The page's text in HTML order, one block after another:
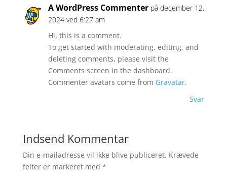
A WordPress Commenter på december 12,
2024 ved 6:27 am
Hi, this is a comment.
To get started with moderating, editing, and
deleting comments, please visit the
Comments screen in the dashboard.
Commenter avatars come from Gravatar.
Svar
Indsend Kommentar
Din e-mailadresse vil ikke blive publiceret. Krævede
felter er markeret med *